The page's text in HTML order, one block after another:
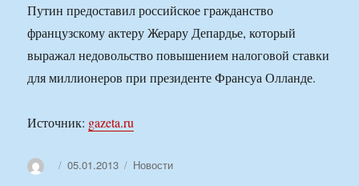
Путин предоставил российское гражданство
французскому актеру Жерару Депардье, который
выражал недовольство повышением налоговой ставки
для миллионеров при президенте Франсуа Олланде.
Источник: gazeta.ru
АвторОпубликовано
05.01.2013 Рубрики
Новости